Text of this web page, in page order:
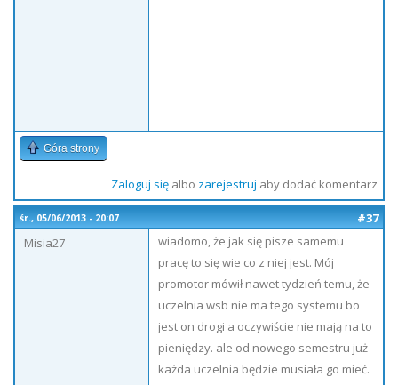
Góra strony
Zaloguj sięalbo zarejestruj aby dodać komentarz
śr., 05/06/2013 - 20:07
#37
Misia27
wiadomo, że jak się pisze samemu
pracę to się wie co z niej jest. Mój
promotor mówił nawet tydzień temu, że
uczelnia wsb nie ma tego systemu bo
jest on drogi a oczywiście nie mają na to
pieniędzy. ale od nowego semestru już
każda uczelnia będzie musiała go mieć.